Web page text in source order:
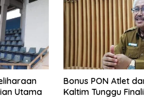
Utama
Bonus PON Atlet
Kaltim Tunggu